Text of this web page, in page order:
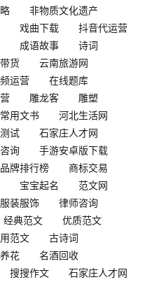
非物质文化遗产
戏曲下载
抖音代运营
成语故事
诗词
货
云南旅游网
运营
在线题库
雕龙客
雕塑
常用文书
河北生活网
试
石家庄人才网
询
手游安卓版下载
牌排行榜
商标交易
宝宝起名
范文网
服装服饰
律师咨询
经典范文
优质范文
范文
古诗词
养花
名酒回收
搜搜作文
石家庄人才网